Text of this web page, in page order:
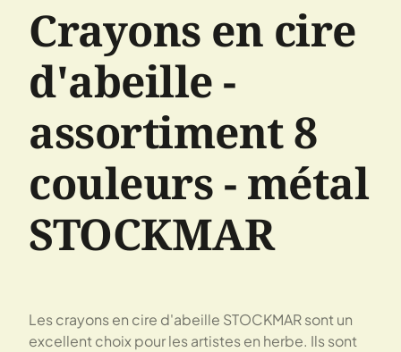
Crayons en cire
d'abeille -
assortiment 8
couleurs - métal
STOCKMAR
Les crayons en cire d'abeille STOCKMAR sont un
excellent choix pour les artistes en herbe. Ils sont